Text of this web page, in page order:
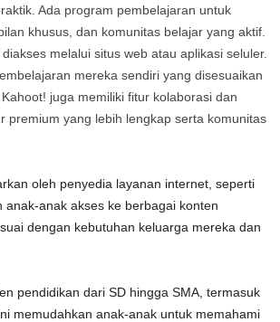
Ada program pembelajaran untuk
khusus, dan komunitas belajar yang aktif.
melalui situs web atau aplikasi seluler.
mereka sendiri yang disesuaikan
juga memiliki fitur kolaborasi dan
premium yang lebih lengkap serta komunitas
oleh penyedia layanan internet, seperti
anak-anak akses ke berbagai konten
dengan kebutuhan keluarga mereka dan
pendidikan dari SD hingga SMA, termasuk
memudahkan anak-anak untuk memahami